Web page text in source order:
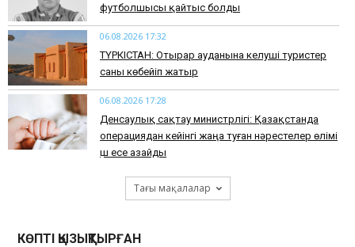
футболшысы қайтыс болды
06.08.2026 17:32
ТҮРКІСТАН: Отырар ауданына келуші туристер
саны көбейіп жатыр
06.08.2026 17:28
Денсаулық сақтау министрлігі: Қазақстанда
операциядан кейінгі жаңа туған нәрестелер өлімі
үш есе азайды
Тағы мақалалар
КӨПТІ ҚЫЗЫҚТЫРҒАН